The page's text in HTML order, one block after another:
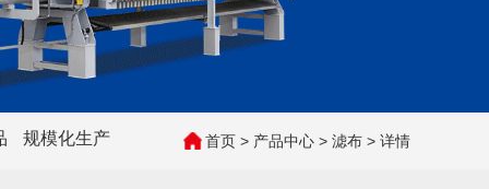
规模化生产 首页 > 产品中心 > 滤布 > 详情